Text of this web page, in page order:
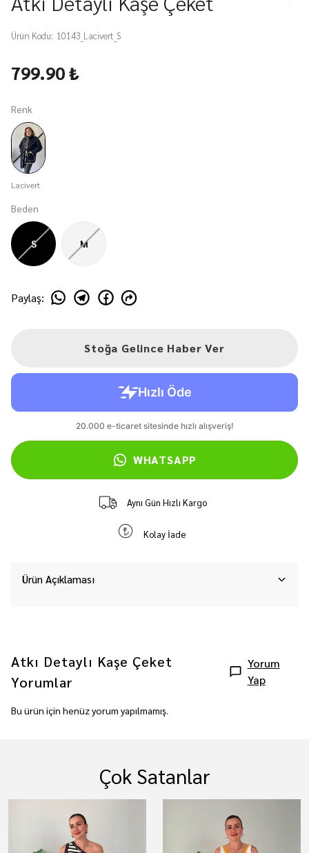
Ürün Kodu: 10143_Lacivert_S
799.90 ₺
Renk
Lacivert
Beden
S M
Paylaş:
Stoğa Gelince Haber Ver
WHATSAPP
Aynı Gün Hızlı Kargo
Kolay İade
Ürün Açıklaması
Atkı Detaylı Kaşe Çeket
Yorumlar
Yorum
Yap
Bu ürün için henüz yorum yapılmamış.
Çok Satanlar